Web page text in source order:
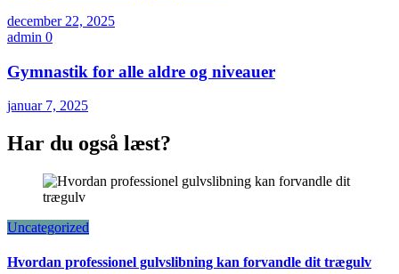
december 22, 2025
admin 0
Gymnastik for alle aldre og niveauer
januar 7, 2025
Har du også læst?
Uncategorized
Hvordan professionel gulvslibning kan forvandle dit trægulv